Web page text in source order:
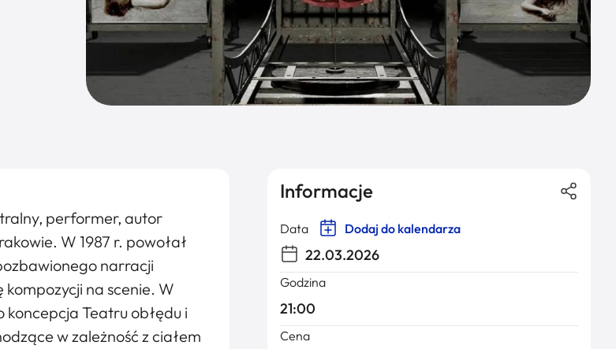
performer, autor
W 1987 r. powołał
narracji
na scenie. W
koncepcja Teatru obłędu i
w zależność z ciałem
Informacje
Data Dodaj do kalendarza
22.03.2026
Godzina
21:00
Cena